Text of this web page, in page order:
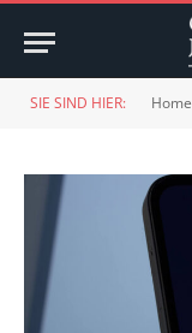
SIE SIND HIER: Home